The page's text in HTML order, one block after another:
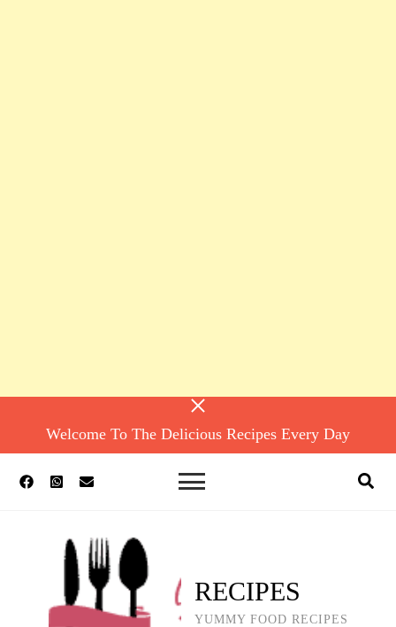
Welcome To The Delicious Recipes Every Day
RECIPES
YUMMY FOOD RECIPES